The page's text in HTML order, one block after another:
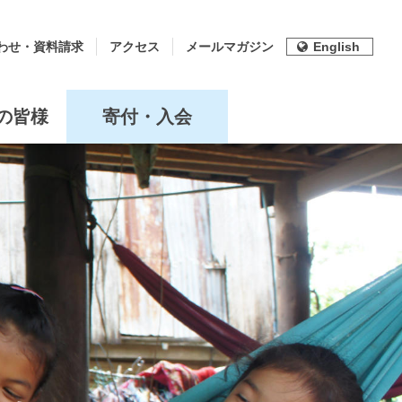
皆様 寄付・入会
せ・資料請求 アクセス メールマガジン English